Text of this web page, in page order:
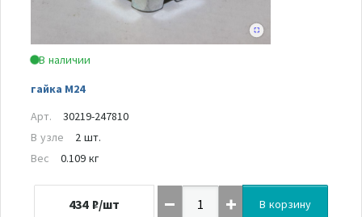
В наличии
гайка М24
Арт.
30219-247810
В узле
2 шт.
Вес
0.109 кг
434 ₽/шт В корзину